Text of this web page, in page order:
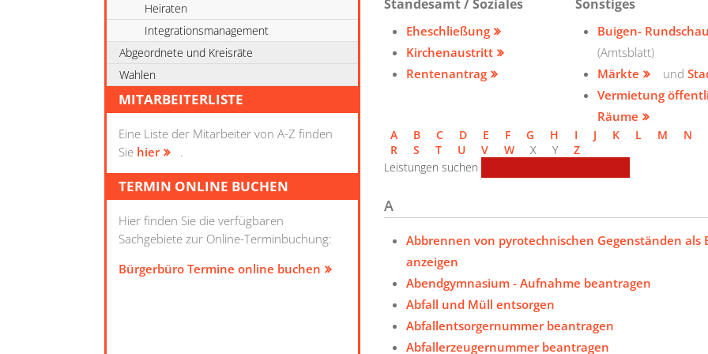
Heiraten
Integrationsmanagement
Abgeordnete und Kreisräte
Wahlen
MITARBEITERLISTE
Eine Liste der Mitarbeiter von A-Z finden
Sie hier .
TERMIN ONLINE BUCHEN
Hier finden Sie die verfügbaren
Sachgebiete zur Online-Terminbuchung:
Bürgerbüro Termine online buchen
Standesamt / Soziales
Eheschließung
Kirchenaustritt
Rentenantrag
Sonstiges
Buigen- Rundschau
(Amtsblatt)
Märkte
und
Vermietung
Räume
A B C D E F G H I J K L M N
R
S T U V W X Y
Z
Leistungen suchen
A
Abbrennen von pyrotechnischen Gegenständen als
anzeigen
Abendgymnasium - Aufnahme beantragen
Abfall und Müll entsorgen
Abfallentsorgernummer beantragen
Abfallerzeugernummer beantragen